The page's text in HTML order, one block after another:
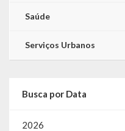
Saúde
Serviços Urbanos
Busca por Data
2026